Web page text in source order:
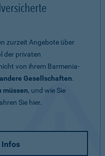
zurzeit Angebote über
l der privaten
von ihrem Barmenia-
Gesellschaften.
müssen, und wie Sie
Sie hier.
Infos